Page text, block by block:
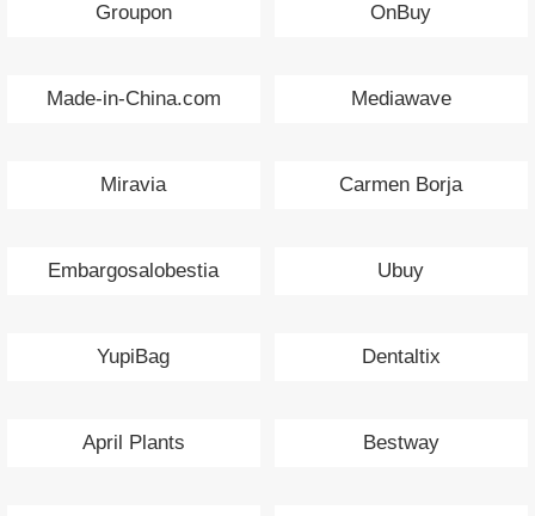
Groupon OnBuy
Made-in-China.com Mediawave
Miravia Carmen Borja
Embargosalobestia Ubuy
YupiBag Dentaltix
April Plants Bestway